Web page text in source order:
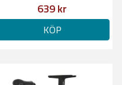
639 kr
KÖP